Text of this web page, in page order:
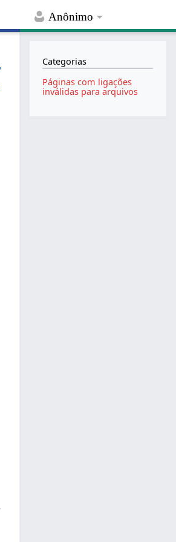
Anônimo
Categorias
Páginas com ligações
inválidas para arquivos